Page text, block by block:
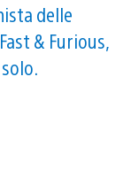
delle
& Furious,